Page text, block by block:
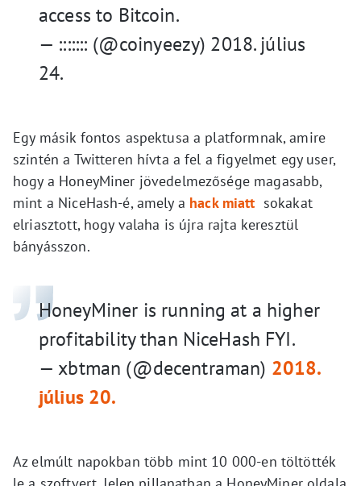
access to Bitcoin.
— ::::::: (@coinyeezy) 2018. július
24.
Egy másik fontos aspektusa a platformnak, amire
szintén a Twitteren hívta a fel a figyelmet egy user,
hogy a HoneyMiner jövedelmezősége magasabb,
mint a NiceHash-é, amely a hack miatt sokakat
elriasztott, hogy valaha is újra rajta keresztül
bányásszon.
HoneyMiner is running at a higher
profitability than NiceHash FYI.
— xbtman (@decentraman) 2018.
július 20.
Az elmúlt napokban több mint 10 000-en töltötték